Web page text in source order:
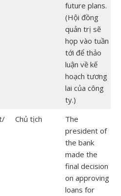
future plans.
(Hội đồng
quản trị sẽ
họp vào tuần
tới để thảo
luận về kế
hoạch tương
lai của công
ty.)
Chủ tịch
The
president of
the bank
made the
final decision
on approving
loans for